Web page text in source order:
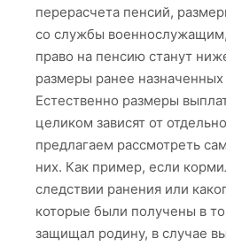
перерасчета пенсий,
со службы
право на пенсию станут
размеры ранее
Естественно размеры
целиком зависят от
предлагаем рассмотреть
них. Как пример, если
следствии ранения или
которые были получены в
защищал родину, в случае